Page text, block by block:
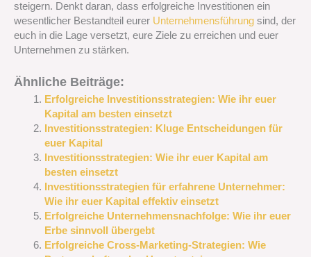
steigern. Denkt daran, dass erfolgreiche Investitionen ein
wesentlicher Bestandteil eurer Unternehmensführung sind, der
euch in die Lage versetzt, eure Ziele zu erreichen und euer
Unternehmen zu stärken.
Ähnliche Beiträge:
Erfolgreiche Investitionsstrategien: Wie ihr euer
Kapital am besten einsetzt
Investitionsstrategien: Kluge Entscheidungen für
euer Kapital
Investitionsstrategien: Wie ihr euer Kapital am
besten einsetzt
Investitionsstrategien für erfahrene Unternehmer:
Wie ihr euer Kapital effektiv einsetzt
Erfolgreiche Unternehmensnachfolge: Wie ihr euer
Erbe sinnvoll übergebt
Erfolgreiche Cross-Marketing-Strategien: Wie